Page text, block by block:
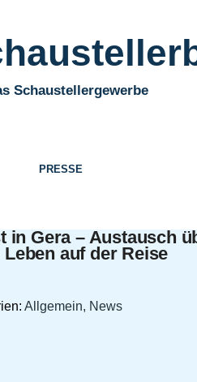
Schaustellergewerbe
PRESSE
in Gera – Austausch
auf der Reise
Allgemein, News